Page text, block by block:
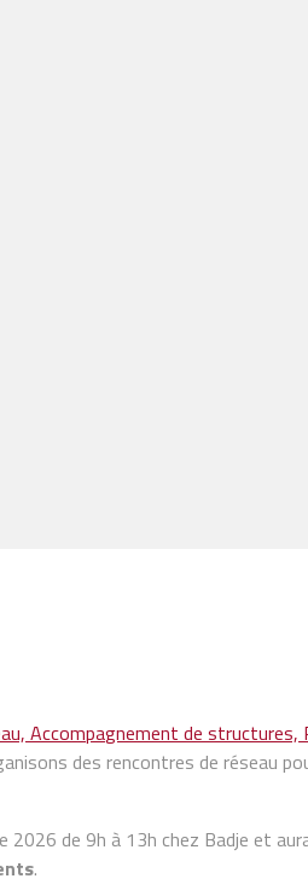
Accompagnement de
des rencontres de réseau
2026 de 9h à 13h chez Badje et
.